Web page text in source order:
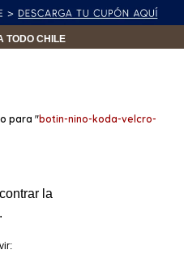
TODO CHILE
para "botin-nino-koda-velcro-
la